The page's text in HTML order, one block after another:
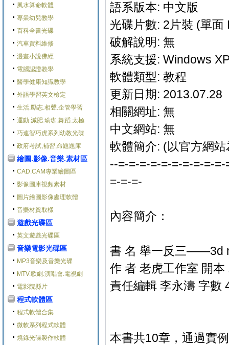
風水算命軟體
專業幼兒教學
百科全書光碟
汽車資料維修
漫畫小說佛經
電腦認證教學
醫學健康知識教學
外語學習英文檢定
生活.勵志.相聲.企管學習
運動.減肥.瑜珈.舞蹈.太極
巧連智巧虎系列幼教光碟
政府考試,補習,命題題庫
繪圖.影像.音樂.素材區
CAD.CAM專業繪圖區
影像圖庫視頻素材
圖片繪圖影像處理軟體
音樂材質取樣
遊戲光碟區
英文遊戲光碟區
音樂電影光碟區
MP3音樂及音樂光碟
MTV.歌劇.演唱會.電視劇
電影院縣片
程式軟體區
程式軟體合集
微軟系列程式軟體
燒錄光碟製作軟體
語系版本: 中文版
光碟片數: 2片裝 (單面
破解說明: 無
系統支援: Windows
軟體類型: 教程
更新日期: 2013.07.28
相關網址: 無
中文網站: 無
軟體簡介: (以官方網站
--=-=-=-=-=-=-=-=-=-
=-=-=-
內容簡介：
書 名 舉一反三——3d
作 者 老虎工作室 開本
責任編輯 李永濤 字數
本書共10章，通過實